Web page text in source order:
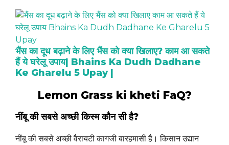
भैंस का दूध बढ़ाने के लिए भैंस को क्या खिलाए? काम आ सकते
हैं ये घरेलू उपाय| Bhains Ka Dudh Dadhane
Ke Gharelu 5 Upay |
Lemon Grass ki kheti FaQ?
नींबू की सबसे अच्छी किस्म कौन सी है?
नींबू की सबसे अच्छी वैरायटी कागजी बारहमासी है। किसान उद्यान